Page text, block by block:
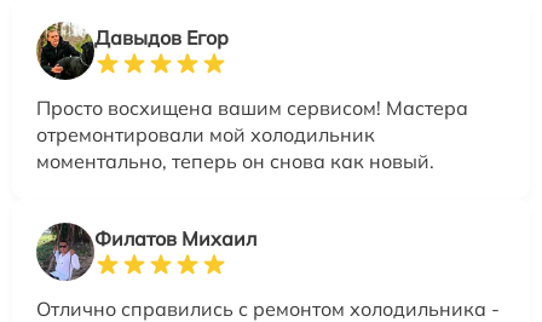
Давыдов Егор
Просто восхищена вашим сервисом! Мастера
отремонтировали мой холодильник
моментально, теперь он снова как новый.
Филатов Михаил
Отлично справились с ремонтом холодильника -